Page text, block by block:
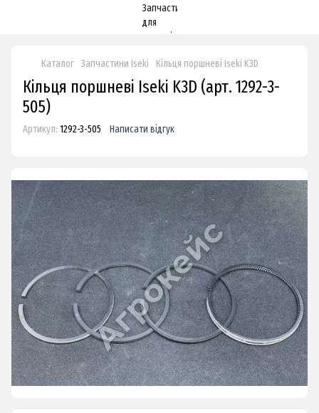
Каталог Запчастини Iseki Кільця поршневі Iseki K3D
Кільця поршневі Iseki K3D (арт. 1292-3-
505)
Артикул: 1292-3-505 Написати відгук